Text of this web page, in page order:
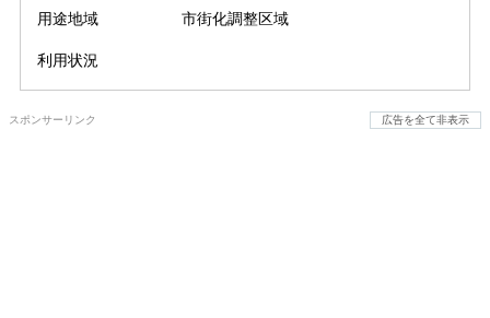
用途地域 市街化調整区域
利用状況
スポンサーリンク 広告を全て非表示